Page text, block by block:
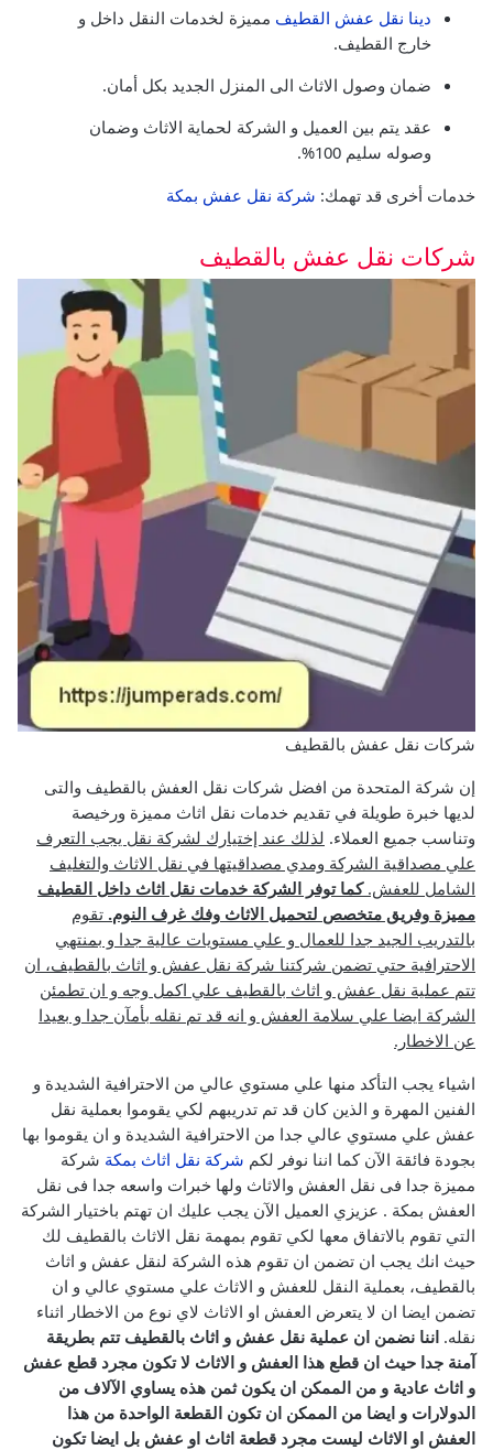
دينا نقل عفش القطيف مميزة لخدمات النقل داخل و
خارج القطيف.
ضمان وصول الاثاث الى المنزل الجديد بكل أمان.
عقد يتم بين العميل و الشركة لحماية الاثاث وضمان
وصوله سليم 100%.
خدمات أخرى قد تهمك: شركة نقل عفش بمكة
شركات نقل عفش بالقطيف
شركات نقل عفش بالقطيف
إن شركة المتحدة من افضل شركات نقل العفش بالقطيف والتى
لديها خبرة طويلة في تقديم خدمات نقل اثاث مميزة ورخيصة
وتناسب جميع العملاء. لذلك عند إختيارك لشركة نقل يجب التعرف
علي مصداقية الشركة ومدي مصداقيتها في نقل الاثاث والتغليف
الشامل للعفش.كما توفر الشركة خدمات نقل اثاث داخل القطيف
مميزة وفريق متخصص لتحميل الاثاث وفك غرف النوم. تقوم
بالتدريب الجيد جدا للعمال و علي مستويات عالية جدا و بمنتهي
الاحترافية حتي تضمن شركتنا شركة نقل عفش و اثاث بالقطيف، ان
تتم عملية نقل عفش و اثاث بالقطيف علي اكمل وجه و ان تطمئن
الشركة ايضا علي سلامة العفش و انه قد تم نقله بأمآن جدا و بعيدا
عن الاخطار.
اشياء يجب التأكد منها علي مستوي عالي من الاحترافية الشديدة و
الفنين المهرة و الذين كان قد تم تدريبهم لكي يقوموا بعملية نقل
عفش علي مستوي عالي جدا من الاحترافية الشديدة و ان يقوموا بها
بجودة فائقة الآن كما اننا نوفر لكم شركة نقل اثاث بمكة شركة
مميزة جدا فى نقل العفش والاثاث ولها خبرات واسعه جدا فى نقل
العفش بمكة . عزيزي العميل الآن يجب عليك ان تهتم باختيار الشركة
التي تقوم بالاتفاق معها لكي تقوم بمهمة نقل الاثاث بالقطيف لك
حيث انك يجب ان تضمن ان تقوم هذه الشركة لنقل عفش و اثاث
بالقطيف، بعملية النقل للعفش و الاثاث علي مستوي عالي و ان
تضمن ايضا ان لا يتعرض العفش او الاثاث لاي نوع من الاخطار اثناء
نقله. اننا نضمن ان عملية نقل عفش و اثاث بالقطيف تتم بطريقة
آمنة جدا حيث ان قطع هذا العفش و الاثاث لا تكون مجرد قطع عفش
و اثاث عادية و من الممكن ان يكون ثمن هذه يساوي الآلاف من
الدولارات و ايضا من الممكن ان تكون القطعة الواحدة من هذا
العفش او الاثاث ليست مجرد قطعة اثاث او عفش بل ايضا تكون